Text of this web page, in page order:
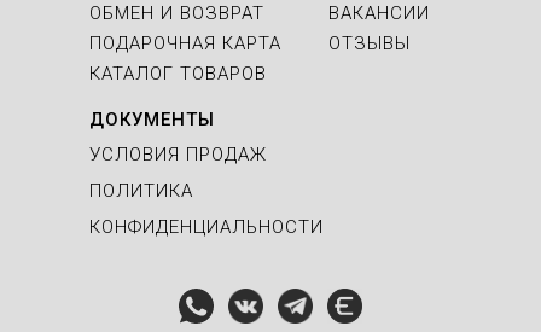
ОТЗЫВЫ
ВАКАНСИИ
УСЛОВИЯ ПРОДАЖ
ПОЛИТИКА
КОНФИДЕНЦИАЛЬНОСТИ
ДОКУМЕНТЫ
ПОДАРОЧНАЯ КАРТА
ОБМЕН И ВОЗВРАТ
КАТАЛОГ ТОВАРОВ